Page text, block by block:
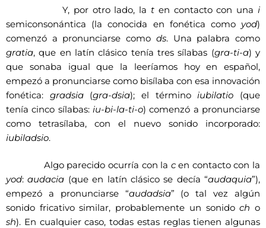
Y, por otro lado, la t en contacto con unai
semiconsonántica (la conocida en fonética como yod)
comenzó a pronunciarse como ds. Una palabra como
gratia, que en latín clásico tenía tres sílabas (gra-ti-a) y
que sonaba igual que la leeríamos hoy en español,
empezó a pronunciarse como bisílaba con esa innovación
fonética: gradsia(gra-dsia); el términoiubilatio (que
tenía cinco sílabas: iu-bi-la-ti-o) comenzó a pronunciarse
como tetrasílaba, con el nuevo sonido incorporado:
iubiladsio.
Algo parecido ocurría con la cen contacto con la
yod:audacia (que en latín clásico se decía “audaquia”),
empezó a pronunciarse “audadsia” (o tal vez algún
sonido fricativo similar, probablemente un sonidocho
sh). En cualquier caso, todas estas reglas tienen algunas